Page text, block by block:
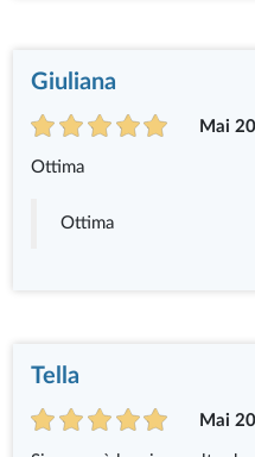
Giuliana
Mai
Ottima
Ottima
Tella
Mai